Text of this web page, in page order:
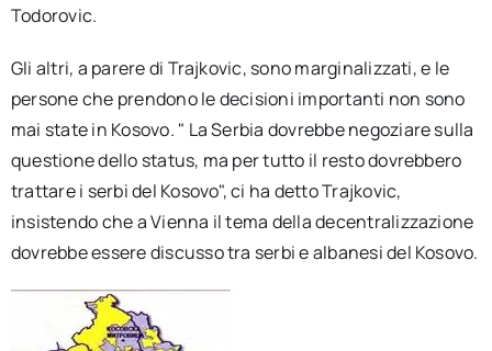
Todorovic.
Gli altri, a parere di Trajkovic, sono marginalizzati, e le
persone che prendono le decisioni importanti non sono
mai state in Kosovo. " La Serbia dovrebbe negoziare sulla
questione dello status, ma per tutto il resto dovrebbero
trattare i serbi del Kosovo", ci ha detto Trajkovic,
insistendo che a Vienna il tema della decentralizzazione
dovrebbe essere discusso tra serbi e albanesi del Kosovo.